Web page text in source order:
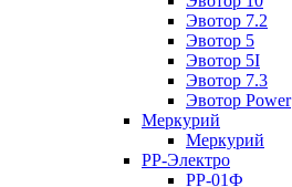
Эвотор 7.2
Эвотор 5
Эвотор 5I
Эвотор 7.3
Эвотор Power
Меркурий
Меркурий
РР-Электро
РР-01Ф